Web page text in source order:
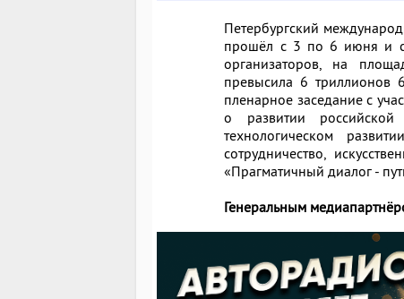
Петербургский
прошёл с 3 по 6 июня и
организаторов, на
превысила 6 триллионов
пленарное заседание с
о развитии
технологическом
сотрудничество,
«Прагматичный диалог -
Генеральным